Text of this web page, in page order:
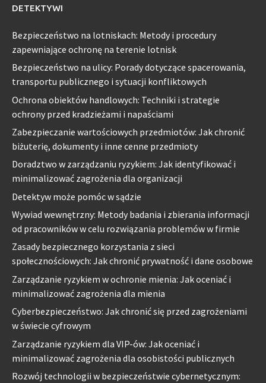
DETEKTYWI
Bezpieczeństwo na lotniskach: Metody i procedury
zapewniające ochronę na terenie lotnisk
Bezpieczeństwo na ulicy: Porady dotyczące spacerowania,
transportu publicznego i sytuacji konfliktowych
Ochrona obiektów handlowych: Techniki i strategie
ochrony przed kradzieżami i napaściami
Zabezpieczanie wartościowych przedmiotów: Jak chronić
biżuterię, dokumenty i inne cenne przedmioty
Doradztwo w zarządzaniu ryzykiem: Jak identyfikować i
minimalizować zagrożenia dla organizacji
Detektyw może pomóc w sądzie
Wywiad wewnętrzny: Metody badania i zbierania informacji
od pracowników w celu rozwiązania problemów w firmie
Zasady bezpiecznego korzystania z sieci
społecznościowych: Jak chronić prywatność i dane osobowe
Zarządzanie ryzykiem w ochronie mienia: Jak oceniać i
minimalizować zagrożenia dla mienia
Cyberbezpieczeństwo: Jak chronić się przed zagrożeniami
w świecie cyfrowym
Zarządzanie ryzykiem dla VIP-ów: Jak oceniać i
minimalizować zagrożenia dla osobistości publicznych
Rozwój technologii w bezpieczeństwie cybernetycznym: